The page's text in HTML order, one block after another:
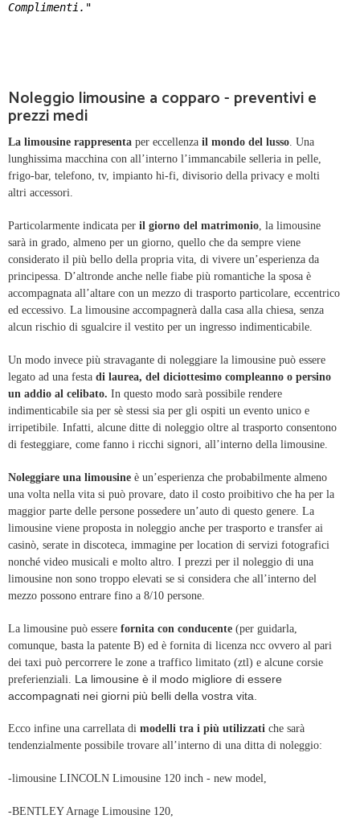
Complimenti."
Noleggio limousine a copparo - preventivi e
prezzi medi
La limousine rappresenta per eccellenza il mondo del lusso. Una
lunghissima macchina con all’interno l’immancabile selleria in pelle,
frigo-bar, telefono, tv, impianto hi-fi, divisorio della privacy e molti
altri accessori.
Particolarmente indicata per il giorno del matrimonio, la limousine
sarà in grado, almeno per un giorno, quello che da sempre viene
considerato il più bello della propria vita, di vivere un’esperienza da
principessa. D’altronde anche nelle fiabe più romantiche la sposa è
accompagnata all’altare con un mezzo di trasporto particolare, eccentrico
ed eccessivo. La limousine accompagnerà dalla casa alla chiesa, senza
alcun rischio di sgualcire il vestito per un ingresso indimenticabile.
Un modo invece più stravagante di noleggiare la limousine può essere
legato ad una festa di laurea, del diciottesimo compleanno o persino
un addio al celibato. In questo modo sarà possibile rendere
indimenticabile sia per sè stessi sia per gli ospiti un evento unico e
irripetibile. Infatti, alcune ditte di noleggio oltre al trasporto consentono
di festeggiare, come fanno i ricchi signori, all’interno della limousine.
Noleggiare una limousine è un’esperienza che probabilmente almeno
una volta nella vita si può provare, dato il costo proibitivo che ha per la
maggior parte delle persone possedere un’auto di questo genere. La
limousine viene proposta in noleggio anche per trasporto e transfer ai
casinò, serate in discoteca, immagine per location di servizi fotografici
nonché video musicali e molto altro. I prezzi per il noleggio di una
limousine non sono troppo elevati se si considera che all’interno del
mezzo possono entrare fino a 8/10 persone.
La limousine può essere fornita con conducente (per guidarla,
comunque, basta la patente B) ed è fornita di licenza ncc ovvero al pari
dei taxi può percorrere le zone a traffico limitato (ztl) e alcune corsie
preferienziali. La limousine è il modo migliore di essere
accompagnati nei giorni più belli della vostra vita.
Ecco infine una carrellata di modelli tra i più utilizzati che sarà
tendenzialmente possibile trovare all’interno di una ditta di noleggio:
-limousine LINCOLN Limousine 120 inch - new model,
-BENTLEY Arnage Limousine 120,